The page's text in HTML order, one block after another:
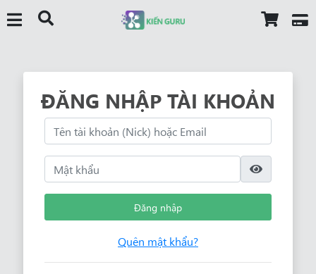
ĐĂNG NHẬP TÀI KHOẢN
Đăng nhập
Quên mật khẩu?